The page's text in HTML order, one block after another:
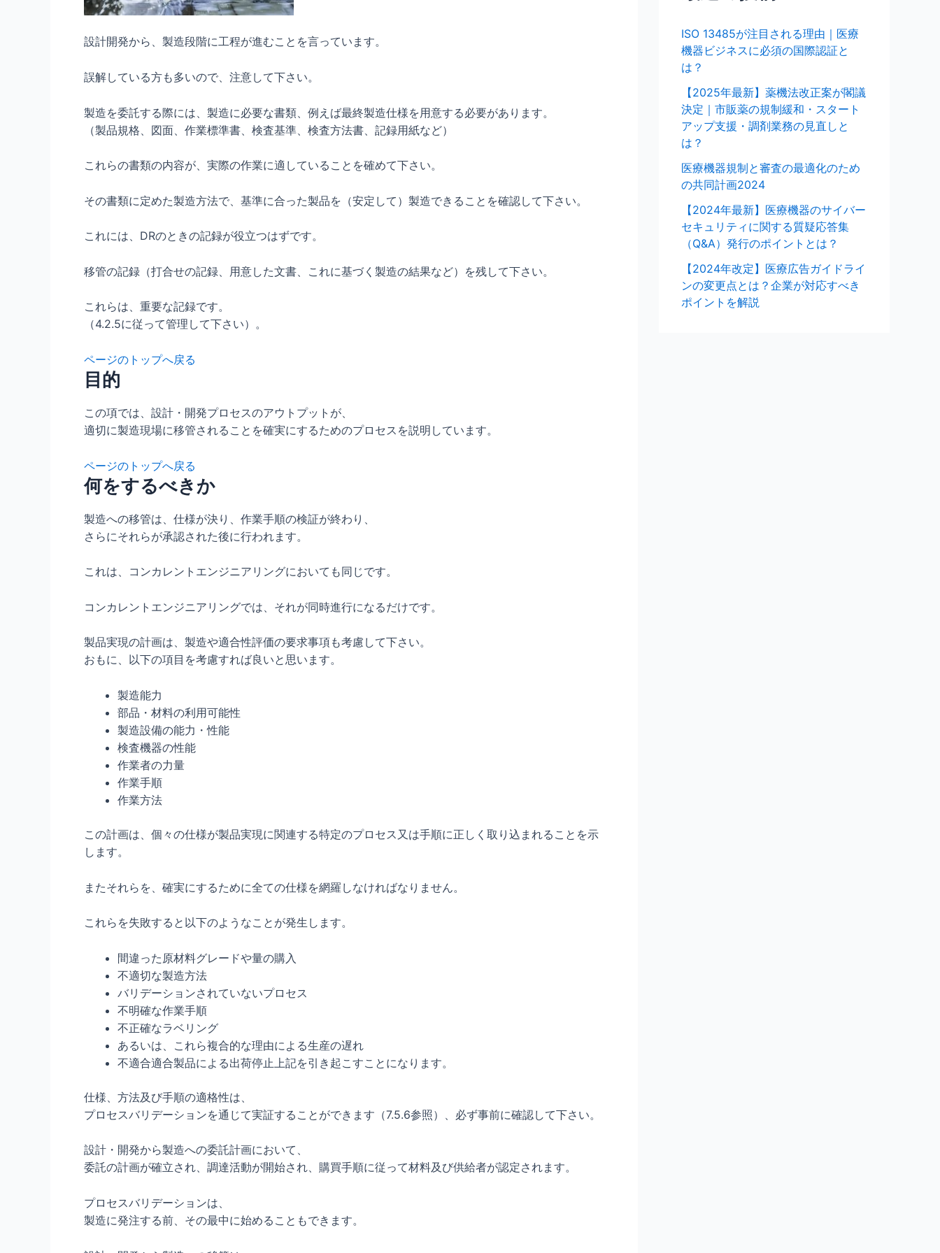
設計開発から、製造段階に工程が進むことを言っています。
誤解している方も多いので、注意して下さい。
製造を委託する際には、製造に必要な書類、例えば最終製造仕様を用意する必要があります。
（製品規格、図面、作業標準書、検査基準、検査方法書、記録用紙など）
これらの書類の内容が、実際の作業に適していることを確めて下さい。
その書類に定めた製造方法で、基準に合った製品を（安定して）製造できることを確認して下さい。
これには、DRのときの記録が役立つはずです。
移管の記録（打合せの記録、用意した文書、これに基づく製造の結果など）を残して下さい。
これらは、重要な記録です。
（4.2.5に従って管理して下さい）。
ページのトップへ戻る
目的
この項では、設計・開発プロセスのアウトプットが、
適切に製造現場に移管されることを確実にするためのプロセスを説明しています。
ページのトップへ戻る
何をするべきか
製造への移管は、仕様が決り、作業手順の検証が終わり、
さらにそれらが承認された後に行われます。
これは、コンカレントエンジニアリングにおいても同じです。
コンカレントエンジニアリングでは、それが同時進行になるだけです。
製品実現の計画は、製造や適合性評価の要求事項も考慮して下さい。
おもに、以下の項目を考慮すれば良いと思います。
製造能力
部品・材料の利用可能性
製造設備の能力・性能
検査機器の性能
作業者の力量
作業手順
作業方法
この計画は、個々の仕様が製品実現に関連する特定のプロセス又は手順に正しく取り込まれることを示
します。
またそれらを、確実にするために全ての仕様を網羅しなければなりません。
これらを失敗すると以下のようなことが発生します。
間違った原材料グレードや量の購入
不適切な製造方法
バリデーションされていないプロセス
不明確な作業手順
不正確なラベリング
あるいは、これら複合的な理由による生産の遅れ
不適合適合製品による出荷停止上記を引き起こすことになります。
仕様、方法及び手順の適格性は、
プロセスバリデーションを通じて実証することができます（7.5.6参照）、必ず事前に確認して下さい。
設計・開発から製造への委託計画において、
委託の計画が確立され、調達活動が開始され、購買手順に従って材料及び供給者が認定されます。
プロセスバリデーションは、
製造に発注する前、その最中に始めることもできます。
ISO 13485が注目される理由｜医療
機器ビジネスに必須の国際認証と
は？
【2025年最新】薬機法改正案が閣議
決定｜市販薬の規制緩和・スタート
アップ支援・調剤業務の見直しと
は？
医療機器規制と審査の最適化のため
の共同計画2024
【2024年最新】医療機器のサイバー
セキュリティに関する質疑応答集
（Q&A）発行のポイントとは？
【2024年改定】医療広告ガイドライ
ンの変更点とは？企業が対応すべき
ポイントを解説